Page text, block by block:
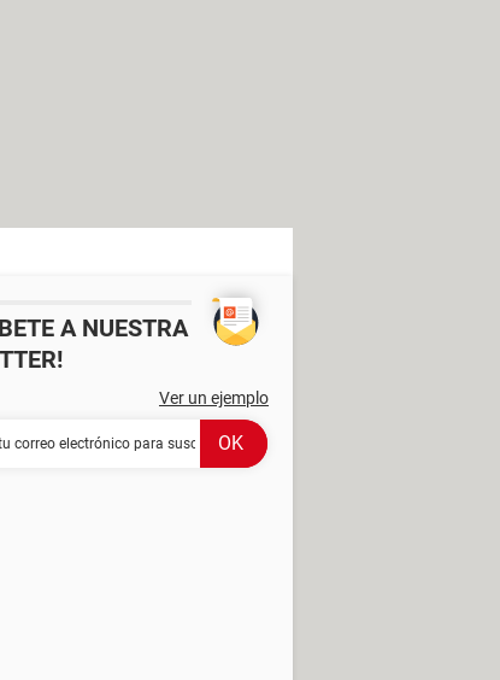
A NUESTRA
Ver un ejemplo